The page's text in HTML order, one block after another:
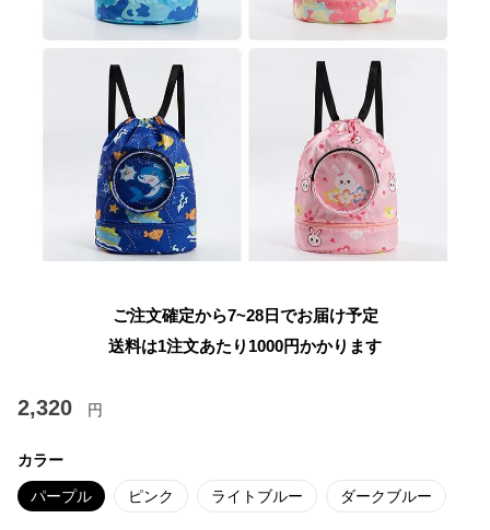
ご注文確定から7~28日でお届け予定
送料は1注文あたり 1000円かかります
2,320 円
カラー
パープル ピンク ライトブルー ダークブルー